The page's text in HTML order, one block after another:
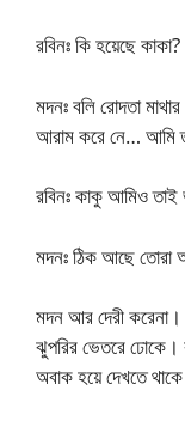
রবিনঃ কি হয়েছে
মদনঃ বলি রোদতা
আরাম করে নে… আমি
রবিনঃ কাকু আমিও তাই
মদনঃ ঠিক আছে তোরা
মদন আর দেরী করেনা।
ঝুপরির ভেতরে ঢোকে।
অবাক হয়ে দেখতে থাকে